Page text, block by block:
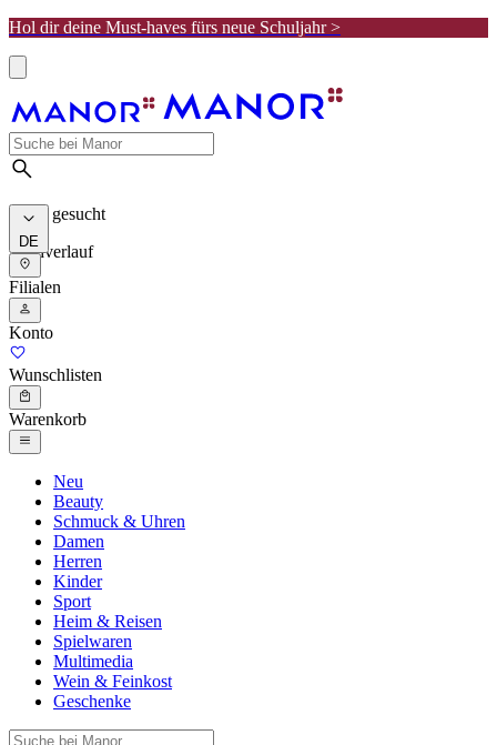
Hol dir deine Must-haves fürs neue Schuljahr >
Meist gesucht
Suchverlauf
DE
Filialen
Konto
Wunschlisten
Warenkorb
Neu
Beauty
Schmuck & Uhren
Damen
Herren
Kinder
Sport
Heim & Reisen
Spielwaren
Multimedia
Wein & Feinkost
Geschenke